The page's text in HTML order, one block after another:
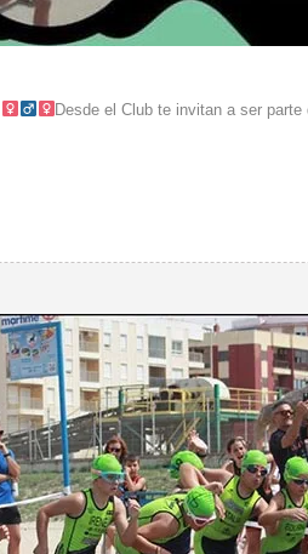
Desde el Club te invitan a ser parte